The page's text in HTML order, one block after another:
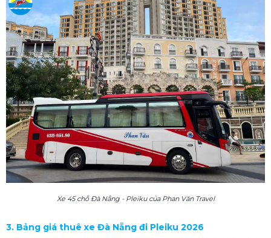
Xe 45 chỗ Đà Nẵng - Pleiku của Phan Văn Travel
3. Bảng giá thuê xe Đà Nẵng đi Pleiku 2026